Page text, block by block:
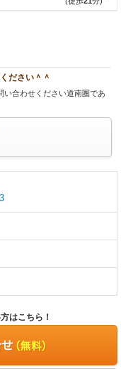
ださい＾＾
い合わせください道南圏であ
はこちら！